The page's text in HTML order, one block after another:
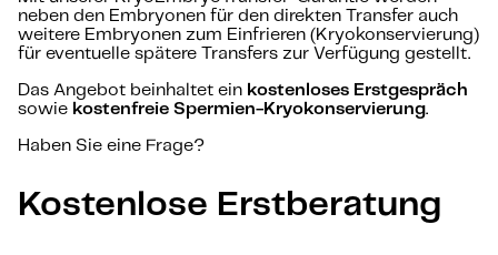
neben den Embryonen für den direkten Transfer auch
weitere Embryonen zum Einfrieren (Kryokonservierung)
für eventuelle spätere Transfers zur Verfügung gestellt.
Das Angebot beinhaltet ein kostenloses Erstgespräch
sowie kostenfreie Spermien-Kryokonservierung.
Haben Sie eine Frage?
Kostenlose Erstberatung